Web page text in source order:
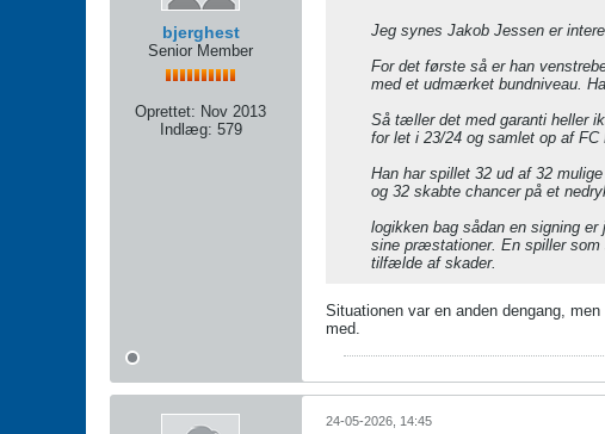
bjerghest
Senior Member
Oprettet: Nov 2013
Indlæg: 579
Jeg synes Jakob Jessen er
For det første så er han
med et udmærket bundniveau.
Så tæller det med garanti heller
for let i 23/24 og samlet op af FC
Han har spillet 32 ud af 32
og 32 skabte chancer på et
logikken bag sådan en signing
sine præstationer. En spiller
tilfælde af skader.
Situationen var en anden dengang,
med.
24-05-2026, 14:45